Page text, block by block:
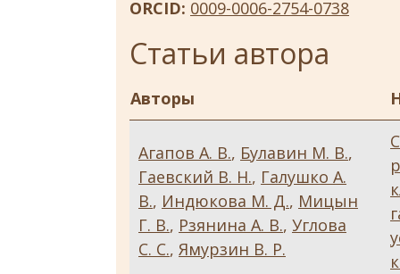
ORCID: 0009-0006-2754-0738
Статьи автора
Авторы
Агапов А. В., Булавин М. В.,
Гаевский В. Н., Галушко А.
В., Индюкова М. Д., Мицын
Г. В., Рзянина А. В., Углова
С. С., Ямурзин В. Р.